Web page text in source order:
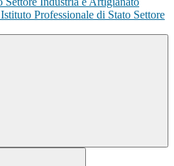
Istituto Professionale di Stato Settore